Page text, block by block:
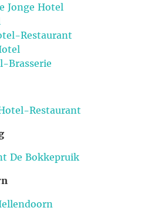
Jonge Hotel
Restaurant
Brasserie
Restaurant
De Bokkepruik